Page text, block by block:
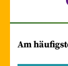
Am